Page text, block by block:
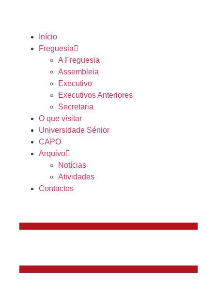
Início
Freguesia
A Freguesia
Assembleia
Executivo
Executivos Anteriores
Secretaria
O que visitar
Universidade Sénior
CAPO
Arquivo
Notícias
Atividades
Contactos